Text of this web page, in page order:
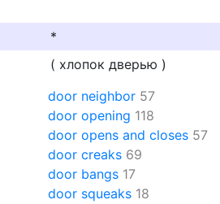
*
( хлопок дверью )
door neighbor 57
door opening 118
door opens and closes 57
door creaks 69
door bangs 17
door squeaks 18